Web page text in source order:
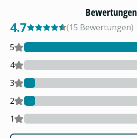
Bewertungen
4.7 (15 Bewertungen)
5
4
3
2
1